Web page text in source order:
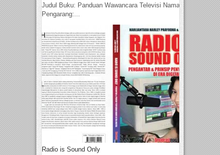
Judul Buku: Panduan Wawancara Televisi Nama
Pengarang:...
Radio is Sound Only